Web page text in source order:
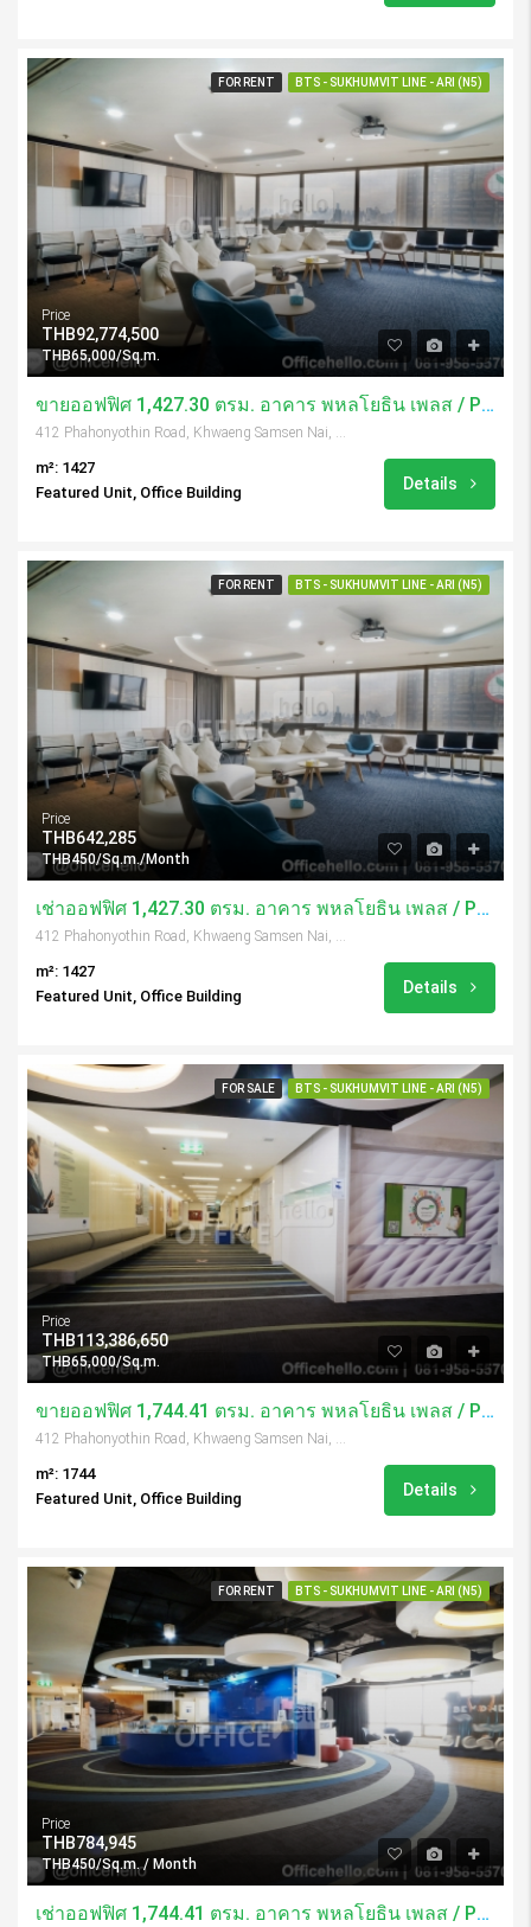
FOR RENT BTS - SUKHUMVIT LINE - ARI (N5)
Price
THB92,774,500
THB65,000/Sq.m.
ขายออฟฟิศ 1,427.30 ตรม. อาคาร พหลโยธิน เพลส / Phaholyothin Place
412 Phahonyothin Road, Khwaeng Samsen Nai, Khet Phaya Thai, Krung Thep Maha Nakhon 10400, Thailand
m²: 1427
Featured Unit, Office Building
Details
FOR RENT BTS - SUKHUMVIT LINE - ARI (N5)
Price
THB642,285
THB450/Sq.m./Month
เช่าออฟฟิศ 1,427.30 ตรม. อาคาร พหลโยธิน เพลส / Phaholyothin Place
m²: 1427
Featured Unit, Office Building
Details
FOR SALE BTS - SUKHUMVIT LINE - ARI (N5)
Price
THB113,386,650
THB65,000/Sq.m.
ขายออฟฟิศ 1,744.41 ตรม. อาคาร พหลโยธิน เพลส / Phaholyothin Place
412 Phahonyothin Road, Khwaeng Samsen Nai, Khet Phaya Thai, Krung Thep Maha Nakhon 10400, Thailand
m²: 1744
Featured Unit, Office Building
Details
FOR RENT BTS - SUKHUMVIT LINE - ARI (N5)
Price
THB784,945
THB450/Sq.m. / Month
เช่าออฟฟิศ 1,744.41 ตรม. อาคาร พหลโยธิน เพลส / Phaholyothin Place